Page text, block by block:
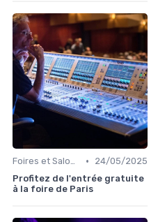
Foires et Salons Grand Public •
24/05/2025
Profitez de l'entrée gratuite
à la foire de Paris